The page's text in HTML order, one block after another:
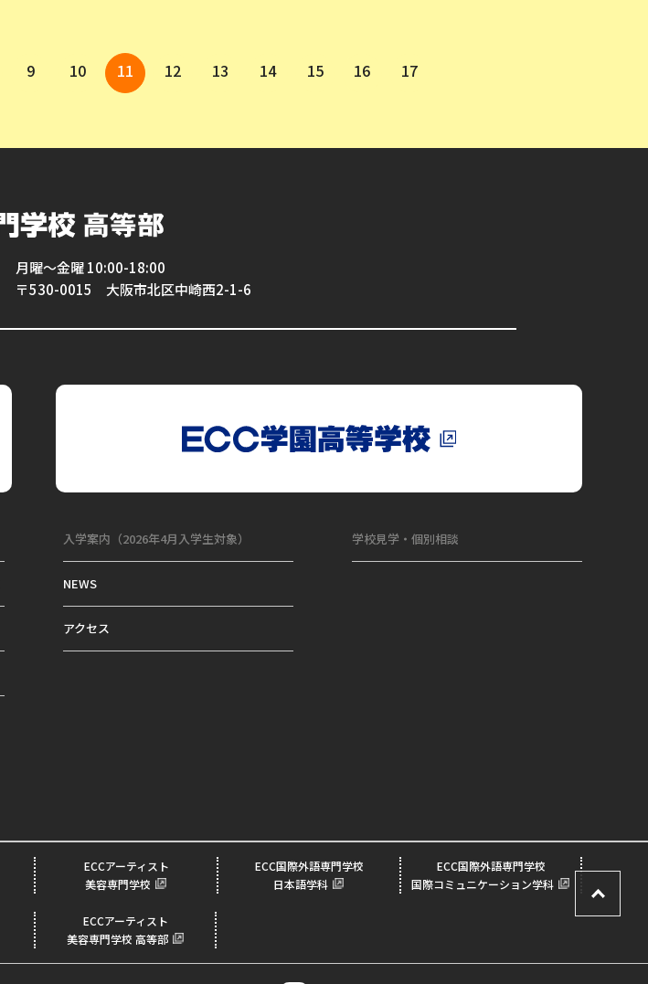
9 10 11 12 13 14 15 16 17
月曜～金曜 10:00-18:00
〒530-0015 大阪市北区中崎西2-1-6
入学案内（2026年4月入学生対象）
NEWS
アクセス
学校見学・個別相談
ECCアーティスト
美容専門学校
ECC国際外語専門学校
日本語学科
ECC国際外語専門学校
国際コミュニケーション学科
ECCアーティスト
美容専門学校 高等部